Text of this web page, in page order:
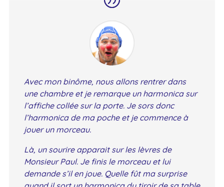
Avec mon binôme, nous allons rentrer dans
une chambre et je remarque un harmonica sur
l’affiche collée sur la porte. Je sors donc
l’harmonica de ma poche et je commence à
jouer un morceau.
Là, un sourire apparait sur les lèvres de
Monsieur Paul. Je finis le morceau et lui
demande s’il en joue. Quelle fût ma surprise